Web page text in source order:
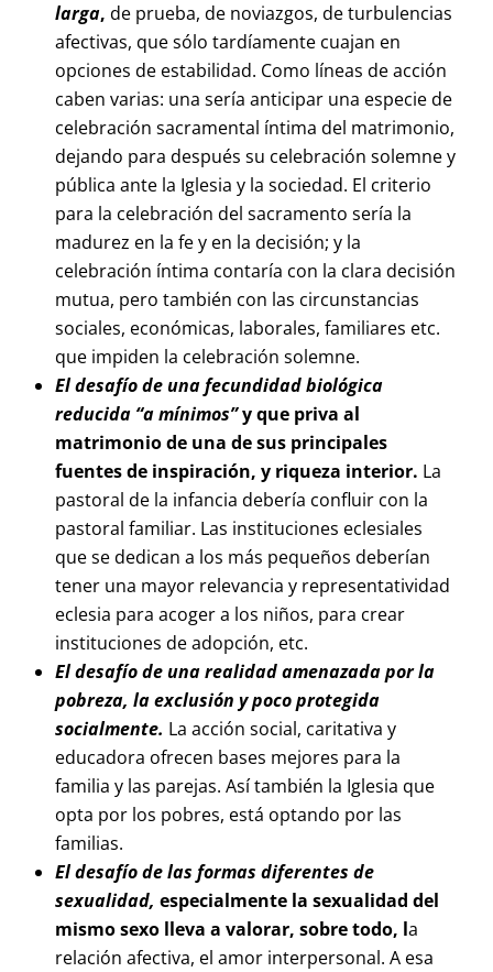
larga, de prueba, de noviazgos, de turbulencias
afectivas, que sólo tardíamente cuajan en
opciones de estabilidad. Como líneas de acción
caben varias: una sería anticipar una especie de
celebración sacramental íntima del matrimonio,
dejando para después su celebración solemne y
pública ante la Iglesia y la sociedad. El criterio
para la celebración del sacramento sería la
madurez en la fe y en la decisión; y la
celebración íntima contaría con la clara decisión
mutua, pero también con las circunstancias
sociales, económicas, laborales, familiares etc.
que impiden la celebración solemne.
El desafío de una fecundidad biológica
reducida “a mínimos”y que priva al
matrimonio de una de sus principales
fuentes de inspiración, y riqueza interior. La
pastoral de la infancia debería confluir con la
pastoral familiar. Las instituciones eclesiales
que se dedican a los más pequeños deberían
tener una mayor relevancia y representatividad
eclesia para acoger a los niños, para crear
instituciones de adopción, etc.
El desafío de una realidad amenazada por la
pobreza, la exclusión y poco protegida
socialmente. La acción social, caritativa y
educadora ofrecen bases mejores para la
familia y las parejas. Así también la Iglesia que
opta por los pobres, está optando por las
familias.
El desafío de las formas diferentes de
sexualidad, especialmente la sexualidad del
mismo sexo lleva a valorar, sobre todo, la
relación afectiva, el amor interpersonal. A esa